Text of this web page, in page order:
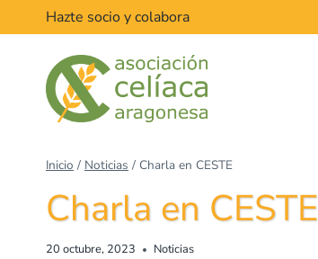
Hazte socio y colabora
Inicio / Noticias / Charla en CESTE
Charla en CESTE
20 octubre, 2023 Noticias